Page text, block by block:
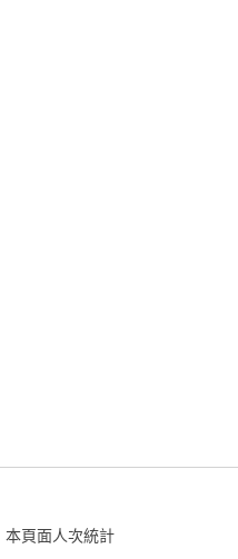
本頁面人次統計